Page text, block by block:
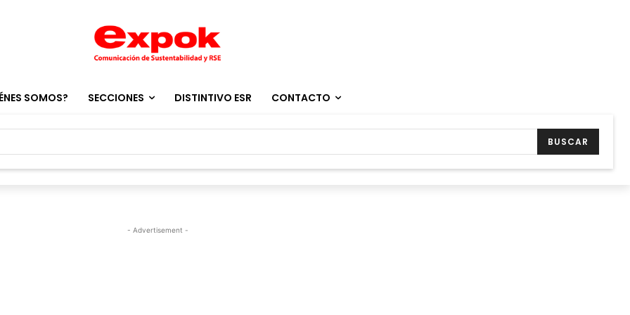
SOMOS? SECCIONES DISTINTIVO ESR CONTACTO
BUSCAR
- Advertisement -